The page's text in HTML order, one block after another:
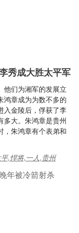
秀成大胜太平军
他们为湘军的发展立
鸿章成为为数不多的
入金陵后，俘获了李
多大。朱鸿章是贵州
，朱鸿章有个表弟和
,悍将,一人,贵州